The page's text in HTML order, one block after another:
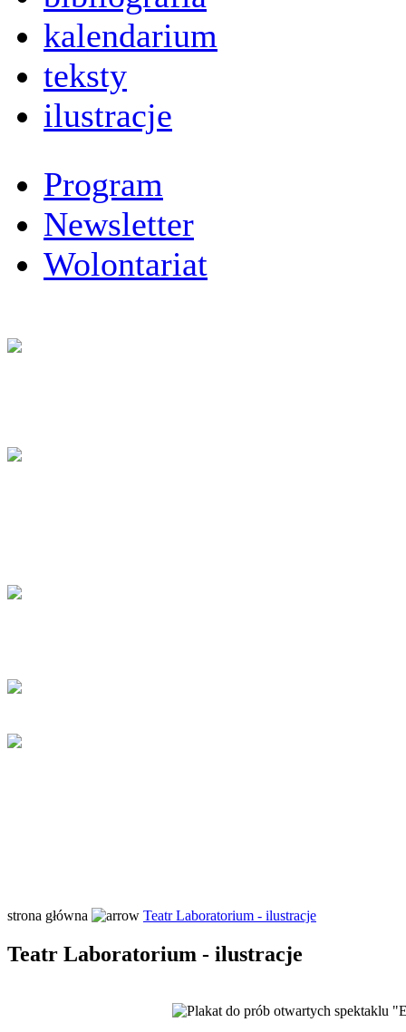
kalendarium
teksty
ilustracje
Program
Newsletter
Wolontariat
strona główna Teatr Laboratorium - ilustracje
Teatr Laboratorium - ilustracje